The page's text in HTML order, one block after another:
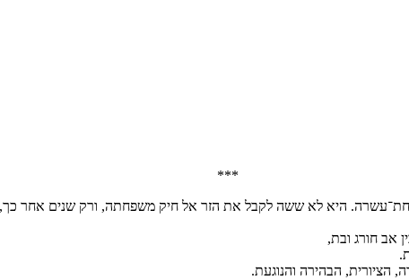
***
היא לא ששה לקבל את הזר אל חיק משפחתה, ורק שנים אחר
אב חורג ובת,
הציורית, הבהירה והנוגעת.